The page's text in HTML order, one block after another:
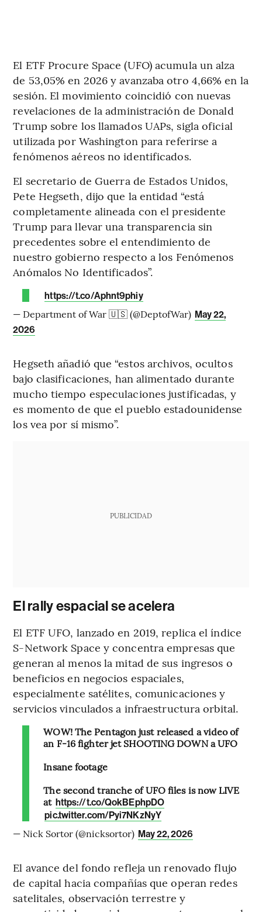
El ETF Procure Space (UFO) acumula un alza
de 53,05% en 2026 y avanzaba otro 4,66% en la
sesión. El movimiento coincidió con nuevas
revelaciones de la administración de Donald
Trump sobre los llamados UAPs, sigla oficial
utilizada por Washington para referirse a
fenómenos aéreos no identificados.
El secretario de Guerra de Estados Unidos,
Pete Hegseth, dijo que la entidad “está
completamente alineada con el presidente
Trump para llevar una transparencia sin
precedentes sobre el entendimiento de
nuestro gobierno respecto a los Fenómenos
Anómalos No Identificados”.
https://t.co/Aphnt9phiy
— Department of War 🇺🇸 (@DeptofWar) May 22,
2026
Hegseth añadió que “estos archivos, ocultos
bajo clasificaciones, han alimentado durante
mucho tiempo especulaciones justificadas, y
es momento de que el pueblo estadounidense
los vea por sí mismo”.
PUBLICIDAD
El rally espacial se acelera
El ETF UFO, lanzado en 2019, replica el índice
S-Network Space y concentra empresas que
generan al menos la mitad de sus ingresos o
beneficios en negocios espaciales,
especialmente satélites, comunicaciones y
servicios vinculados a infraestructura orbital.
WOW! The Pentagon just released a video of
an F-16 fighter jet SHOOTING DOWN a UFO
Insane footage
The second tranche of UFO files is now LIVE
at https://t.co/QokBEphpDO
pic.twitter.com/Pyi7NKzNyY
— Nick Sortor (@nicksortor) May 22, 2026
El avance del fondo refleja un renovado flujo
de capital hacia compañías que operan redes
satelitales, observación terrestre y